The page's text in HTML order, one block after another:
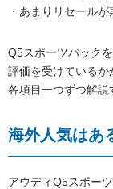
・あまりリセール
Q5スポーツバック
評価を受けているか
各項目一つずつ解説
海外人気はあ
アウディQ5スポー